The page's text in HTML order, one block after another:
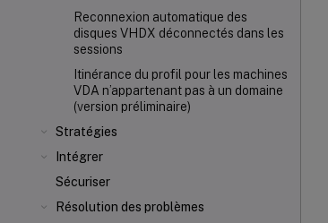
Reconnexion automatique des
disques VHDX déconnectés dans les
sessions
Itinérance du profil pour les machines
VDA n’appartenant pas à un domaine
(version préliminaire)
Stratégies
Intégrer
Sécuriser
Résolution des problèmes